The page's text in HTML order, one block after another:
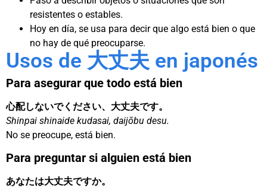
resistentes o estables.
Hoy en día, se usa para decir que algo está bien o que
no hay de qué preocuparse.
Usos de 大丈夫 en japonés
Para asegurar que todo está bien
心配しないでください、大丈夫です。
Shinpai shinaide kudasai, daijōbu desu.
No se preocupe, está bien.
Para preguntar si alguien está bien
あなたは大丈夫ですか。